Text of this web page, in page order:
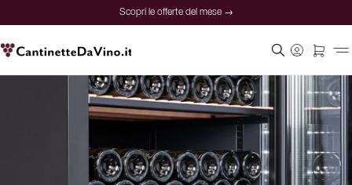
Scopri le offerte del mese →